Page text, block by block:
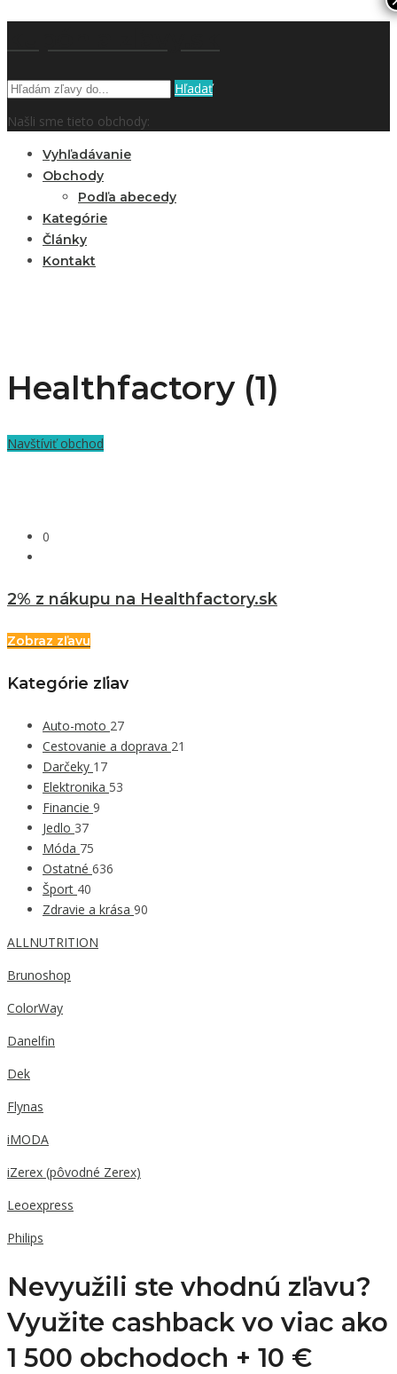
Hľadať
Našli sme tieto obchody:
Vyhľadávanie
Obchody
Podľa abecedy
Kategórie
Články
Kontakt
Healthfactory (1)
Navštíviť obchod
0
2% z nákupu na Healthfactory.sk
Zobraz zľavu
Kategórie zľiav
Auto-moto 27
Cestovanie a doprava 21
Darčeky 17
Elektronika 53
Financie 9
Jedlo 37
Móda 75
Ostatné 636
Šport 40
Zdravie a krása 90
ALLNUTRITION
Brunoshop
ColorWay
Danelfin
Dek
Flynas
iMODA
iZerex (pôvodné Zerex)
Leoexpress
Philips
Nevyužili ste vhodnú zľavu?
Využite cashback vo viac ako
1 500 obchodoch + 10 €